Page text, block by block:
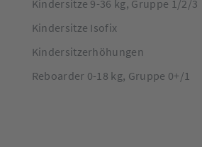
Kindersitze 9-36 kg, Gruppe 1/2/3
Kindersitze Isofix
Kindersitzerhöhungen
Reboarder 0-18 kg, Gruppe 0+/1